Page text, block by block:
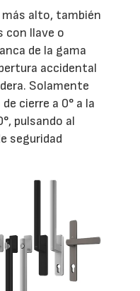
más alto, también
con llave o
de la gama
accidental
Solamente
cierre a 0° a la
pulsando al
seguridad